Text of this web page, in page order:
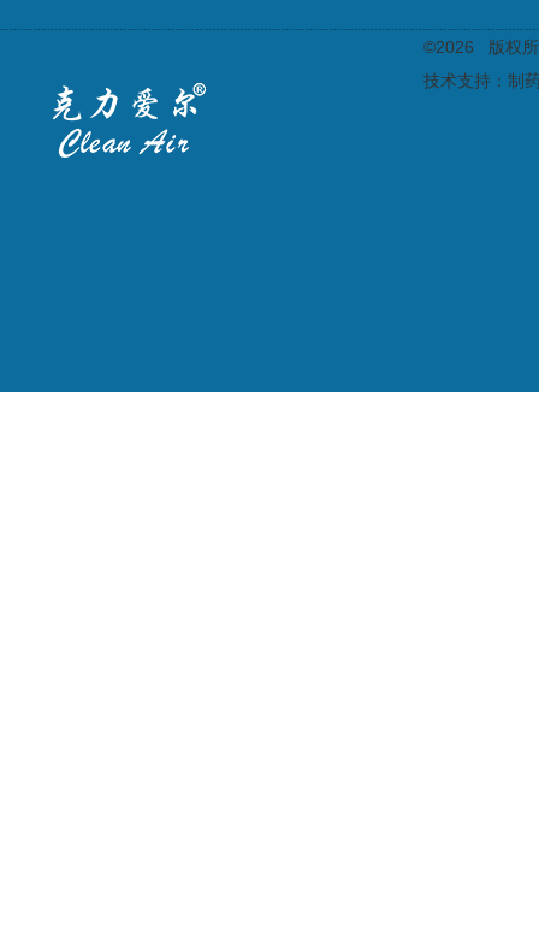
©2026 版权所
技术支持： 制